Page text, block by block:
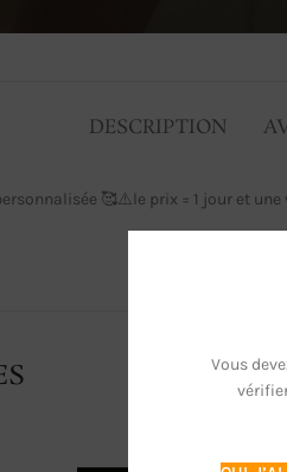
Vous
DESCRIPTION
🥰⚠️le prix = 1 jour et